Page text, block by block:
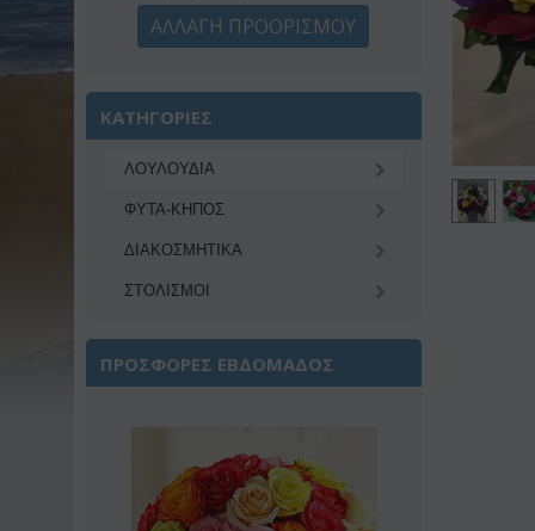
ΑΛΛΑΓΗ ΠΡΟΟΡΙΣΜΟΥ
ΚΑΤΗΓΟΡΙΕΣ
ΛΟΥΛΟΥΔΙΑ
ΦΥΤΑ-ΚΗΠΟΣ
ΔΙΑΚΟΣΜΗΤΙΚA
ΣΤΟΛΙΣΜΟΙ
ΠΡΟΣΦΟΡΕΣ ΕΒΔΟΜΑΔΟΣ